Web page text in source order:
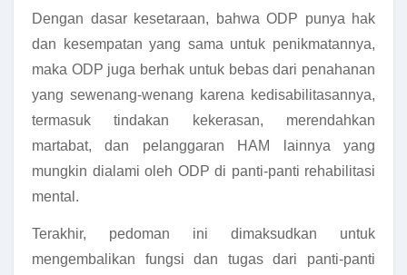
Dengan dasar kesetaraan, bahwa ODP punya hak
dan kesempatan yang sama untuk penikmatannya,
maka ODP juga berhak untuk bebas dari penahanan
yang sewenang-wenang karena kedisabilitasannya,
termasuk tindakan kekerasan, merendahkan
martabat, dan pelanggaran HAM lainnya yang
mungkin dialami oleh ODP di panti-panti rehabilitasi
mental.
Terakhir, pedoman ini dimaksudkan untuk
mengembalikan fungsi dan tugas dari panti-panti